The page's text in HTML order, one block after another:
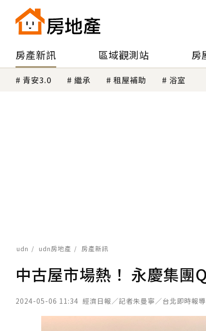
房產新訊 區域觀測站 房
青安3.0 繼承 租屋補助 浴室
udn udn房地產 房產新訊
中古屋市場熱！ 永慶集團
2024-05-06 11:34 經濟日報／記者朱曼寧／台北即時報導